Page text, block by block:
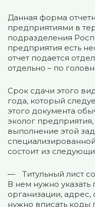
Данная форма
предприятиями в
подразделения
предприятия есть
отчет подается
отдельно – по
Срок сдачи этого
года, который
этого документа
эколог
выполнение этой
состоит из
Титульный лист
В нем нужно
организации,
нужно вписать